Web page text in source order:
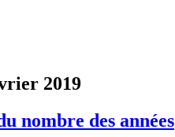
2019
nombre des années